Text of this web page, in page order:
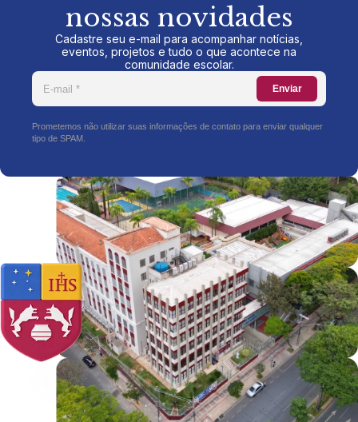
nossas novidades
Cadastre seu e-mail para acompanhar notícias,
eventos, projetos e tudo o que acontece na
comunidade escolar.
Enviar
Prometemos não utilizar suas informações de contato para enviar qualquer
tipo de SPAM.